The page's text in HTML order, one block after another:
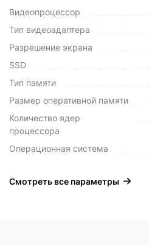
Видеопроцессор
Тип видеоадаптера
Разрешение экрана
SSD
Тип памяти
Размер оперативной памяти
Количество ядер
процессора
Операционная система
Смотреть все параметры